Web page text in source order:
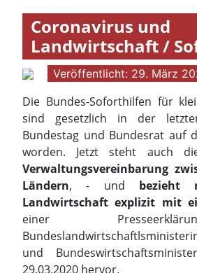
Coronavirus und
Landwirtschaft /
Veröffentlicht: 29. März
Die Bundes-Soforthilfen für
sind gesetzlich in der
Bundestag und Bundesrat auf
worden. Jetzt steht auch
Verwaltungsvereinbarung
Ländern, - und bezieht
Landwirtschaft explizit mit
einer
und
29.03.2020 hervor.